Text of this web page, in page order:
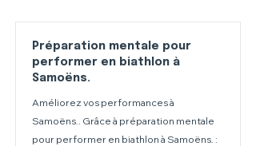
Préparation mentale pour
performer en biathlon à
Samoëns.
Améliorez vos performances à
Samoëns.. Grâce à préparation mentale
pour performer en biathlon à Samoëns. :